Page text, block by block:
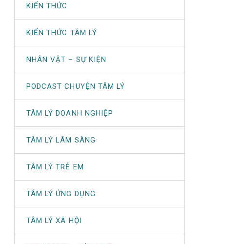
KIẾN THỨC
KIẾN THỨC TÂM LÝ
NHÂN VẬT – SỰ KIỆN
PODCAST CHUYỆN TÂM LÝ
TÂM LÝ DOANH NGHIỆP
TÂM LÝ LÂM SÀNG
TÂM LÝ TRẺ EM
TÂM LÝ ỨNG DỤNG
TÂM LÝ XÃ HỘI